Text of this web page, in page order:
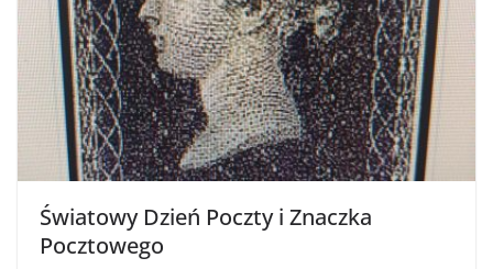
Światowy Dzień Poczty i Znaczka
Pocztowego